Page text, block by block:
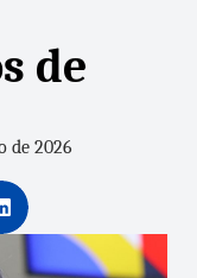
de
de 2026